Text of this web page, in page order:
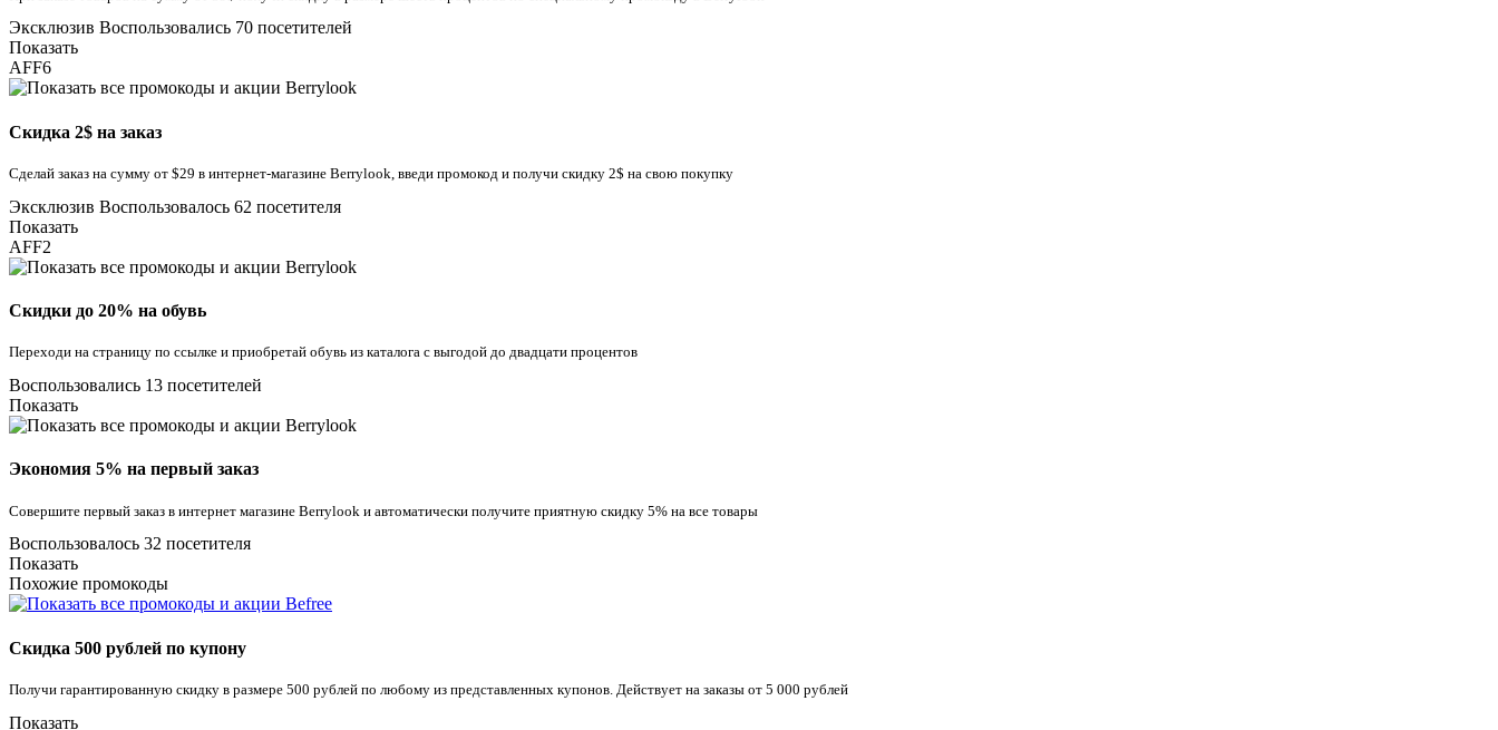
Эксклюзив Воспользовались 70 посетителей
Показать
AFF6
Скидка 2$ на заказ
Сделай заказ на сумму от $29 в интернет-магазине Berrylook, введи промокод и получи скидку 2$ на свою покупку
Эксклюзив Воспользовалось 62 посетителя
Показать
AFF2
Скидки до 20% на обувь
Переходи на страницу по ссылке и приобретай обувь из каталога с выгодой до двадцати процентов
Воспользовались 13 посетителей
Показать
Экономия 5% на первый заказ
Совершите первый заказ в интернет магазине Berrylook и автоматически получите приятную скидку 5% на все товары
Воспользовалось 32 посетителя
Показать
Похожие промокоды
Скидка 500 рублей по купону
Получи гарантированную скидку в размере 500 рублей по любому из представленных купонов. Действует на заказы от 5 000 рублей
Показать